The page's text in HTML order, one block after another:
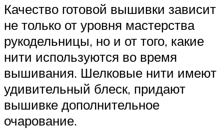
Качество готовой вышивки зависит
не только от уровня мастерства
рукодельницы, но и от того, какие
нити используются во время
вышивания. Шелковые нити имеют
удивительный блеск, придают
вышивке дополнительное
очарование.